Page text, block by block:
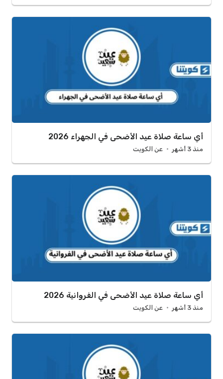
أي ساعة صلاة عيد الأضحى في الجهراء 2026
منذ 3 أشهر عن الكويت
أي ساعة صلاة عيد الأضحى في الفروانية 2026
منذ 3 أشهر عن الكويت